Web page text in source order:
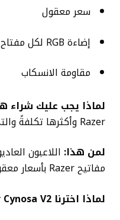
سعر معقول
إضاءة RGB لكل مفتاح
مقاومة الانسكاب
لماذا يجب عليك شراء
Razer وأكثرها تكلفةً والتي يتم بيعها حاليًا في السوق.
لمن هذا: اللاعبون
مفاتيح Razer بأسعار معقولة.
لماذا اخترنا Razer Cynosa V2: